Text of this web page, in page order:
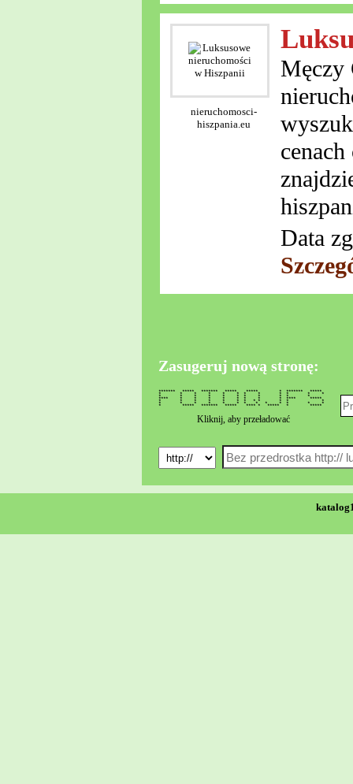
nieruchomosci-
hiszpania.eu
Męczy
Data
Zasugeruj nową stronę:
******* ***** ******* ***** ***** * ******* *****
* * * * * * * * * * * *
* * * * * * * * * * *
**** * * * * * * * * **** *****
* * * * * * * * * * * *
* * * * * * * * * * * * *
* ***** ******* ***** **** * ***** * *****
Kliknij, aby przeładować